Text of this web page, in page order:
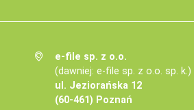
e-file sp. z o.o.
(dawniej: e-file sp. z o.o. sp. k.)
ul. Jeziorańska 12
(60-461) Poznań